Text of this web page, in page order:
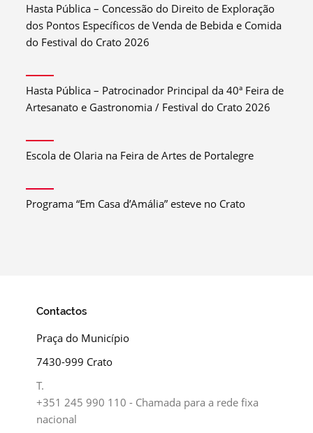
Hasta Pública – Concessão do Direito de Exploração
dos Pontos Específicos de Venda de Bebida e Comida
do Festival do Crato 2026
Hasta Pública – Patrocinador Principal da 40ª Feira de
Artesanato e Gastronomia / Festival do Crato 2026
Escola de Olaria na Feira de Artes de Portalegre
Programa “Em Casa d’Amália” esteve no Crato
Contactos
Praça do Município
7430-999 Crato
T.
+351 245 990 110 - Chamada para a rede fixa
nacional